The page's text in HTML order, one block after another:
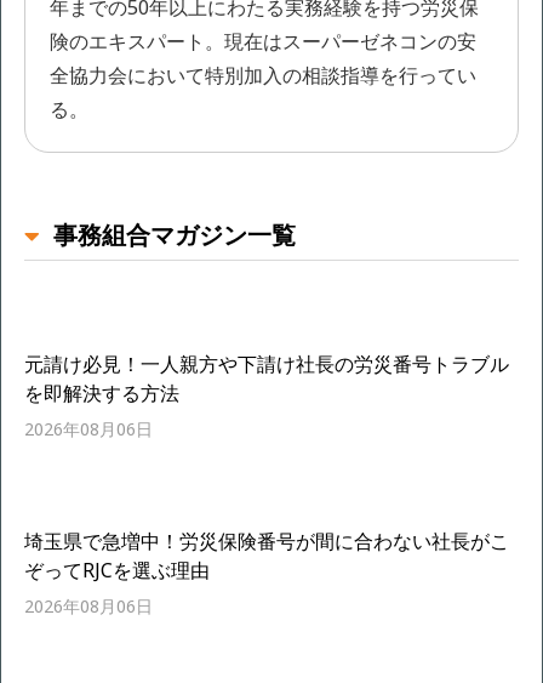
年までの50年以上にわたる実務経験を持つ労災保
険のエキスパート。現在はスーパーゼネコンの安
全協力会において特別加入の相談指導を行ってい
る。
事務組合マガジン一覧
元請け必見！一人親方や下請け社長の労災番号トラブル
を即解決する方法
2026年08月06日
埼玉県で急増中！労災保険番号が間に合わない社長がこ
ぞってRJCを選ぶ理由
2026年08月06日